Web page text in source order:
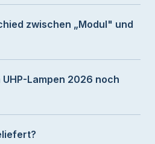
zwischen „Modul" und
Lampen 2026 noch